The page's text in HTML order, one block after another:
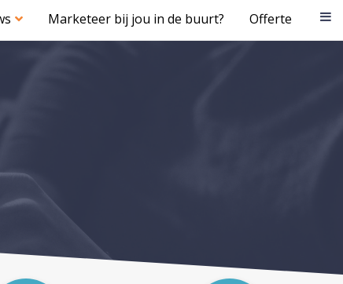
Marketeer bij jou in de buurt? Offerte